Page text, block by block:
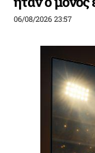
06/08/2026 23:57